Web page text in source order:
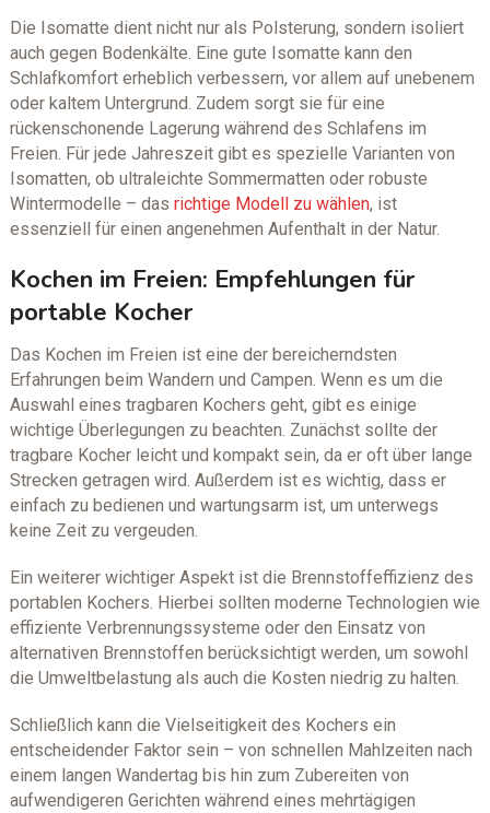
Die Isomatte dient nicht nur als Polsterung, sondern isoliert
auch gegen Bodenkälte. Eine gute Isomatte kann den
Schlafkomfort erheblich verbessern, vor allem auf unebenem
oder kaltem Untergrund. Zudem sorgt sie für eine
rückenschonende Lagerung während des Schlafens im
Freien. Für jede Jahreszeit gibt es spezielle Varianten von
Isomatten, ob ultraleichte Sommermatten oder robuste
Wintermodelle – das richtige Modell zu wählen, ist
essenziell für einen angenehmen Aufenthalt in der Natur.
Kochen im Freien: Empfehlungen für
portable Kocher
Das Kochen im Freien ist eine der bereicherndsten
Erfahrungen beim Wandern und Campen. Wenn es um die
Auswahl eines tragbaren Kochers geht, gibt es einige
wichtige Überlegungen zu beachten. Zunächst sollte der
tragbare Kocher leicht und kompakt sein, da er oft über lange
Strecken getragen wird. Außerdem ist es wichtig, dass er
einfach zu bedienen und wartungsarm ist, um unterwegs
keine Zeit zu vergeuden.
Ein weiterer wichtiger Aspekt ist die Brennstoffeffizienz des
portablen Kochers. Hierbei sollten moderne Technologien wie
effiziente Verbrennungssysteme oder den Einsatz von
alternativen Brennstoffen berücksichtigt werden, um sowohl
die Umweltbelastung als auch die Kosten niedrig zu halten.
Schließlich kann die Vielseitigkeit des Kochers ein
entscheidender Faktor sein – von schnellen Mahlzeiten nach
einem langen Wandertag bis hin zum Zubereiten von
aufwendigeren Gerichten während eines mehrtägigen